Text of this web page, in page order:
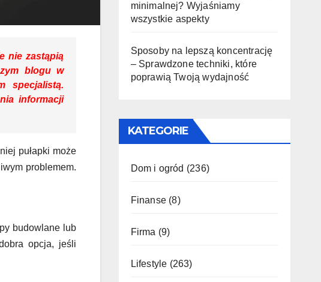
nie zastąpią
blogu w
specjalistą.
informacji
pułapki może
problemem.
budowlane lub
opcja, jeśli
minimalnej? Wyjaśniamy
wszystkie aspekty
Sposoby na lepszą koncentrację
– Sprawdzone techniki, które
poprawią Twoją wydajność
KATEGORIE
Dom i ogród (236)
Finanse(8)
Firma (9)
Lifestyle (263)